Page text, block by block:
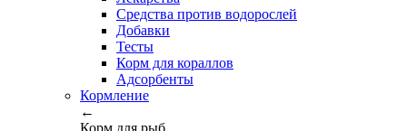
Средства против водорослей
Добавки
Тесты
Корм для кораллов
Адсорбенты
Кормление
←
Корм для рыб